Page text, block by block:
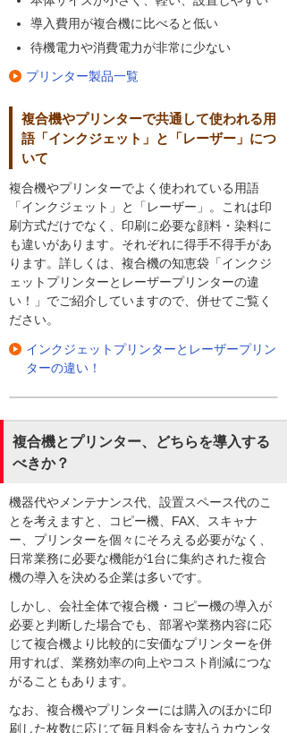
導入費用が複合機に比べると低い
待機電力や消費電力が非常に少ない
プリンター製品一覧
複合機やプリンターで共通して使われる用
語「インクジェット」と「レーザー」につ
いて
複合機やプリンターでよく使われている用語
「インクジェット」と「レーザー」。これは印
刷方式だけでなく、印刷に必要な顔料・染料に
も違いがあります。それぞれに得手不得手があ
ります。詳しくは、複合機の知恵袋「インクジ
ェットプリンターとレーザープリンターの違
い！」でご紹介していますので、併せてご覧く
ださい。
インクジェットプリンターとレーザープリン
ターの違い！
複合機とプリンター、どちらを導入する
べきか？
機器代やメンテナンス代、設置スペース代のこ
とを考えますと、コピー機、FAX、スキャナ
ー、プリンターを個々にそろえる必要がなく、
日常業務に必要な機能が1台に集約された複合
機の導入を決める企業は多いです。
しかし、会社全体で複合機・コピー機の導入が
必要と判断した場合でも、部署や業務内容に応
じて複合機より比較的に安価なプリンターを併
用すれば、業務効率の向上やコスト削減につな
がることもあります。
なお、複合機やプリンターには購入のほかに印
刷した枚数に応じて毎月料金を支払うカウンタ